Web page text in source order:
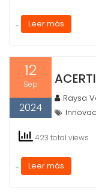
… Leer más
12
Sep
2024
Raysa
423 total views
… Leer más